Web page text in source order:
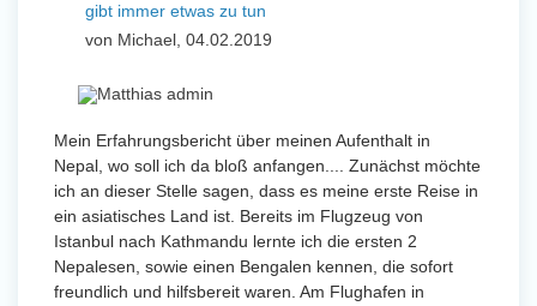
gibt immer etwas zu tun
von Michael, 04.02.2019
Mein Erfahrungsbericht über meinen Aufenthalt in
Nepal, wo soll ich da bloß anfangen.... Zunächst möchte
ich an dieser Stelle sagen, dass es meine erste Reise in
ein asiatisches Land ist. Bereits im Flugzeug von
Istanbul nach Kathmandu lernte ich die ersten 2
Nepalesen, sowie einen Bengalen kennen, die sofort
freundlich und hilfsbereit waren. Am Flughafen in